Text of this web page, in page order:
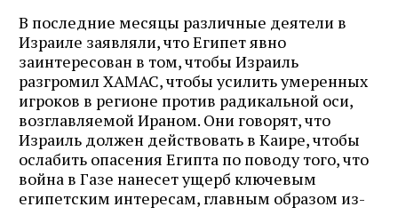
В последние месяцы различные деятели в
Израиле заявляли, что Египет явно
заинтересован в том, чтобы Израиль
разгромил ХАМАС, чтобы усилить умеренных
игроков в регионе против радикальной оси,
возглавляемой Ираном. Они говорят, что
Израиль должен действовать в Каире, чтобы
ослабить опасения Египта по поводу того, что
война в Газе нанесет ущерб ключевым
египетским интересам, главным образом из-